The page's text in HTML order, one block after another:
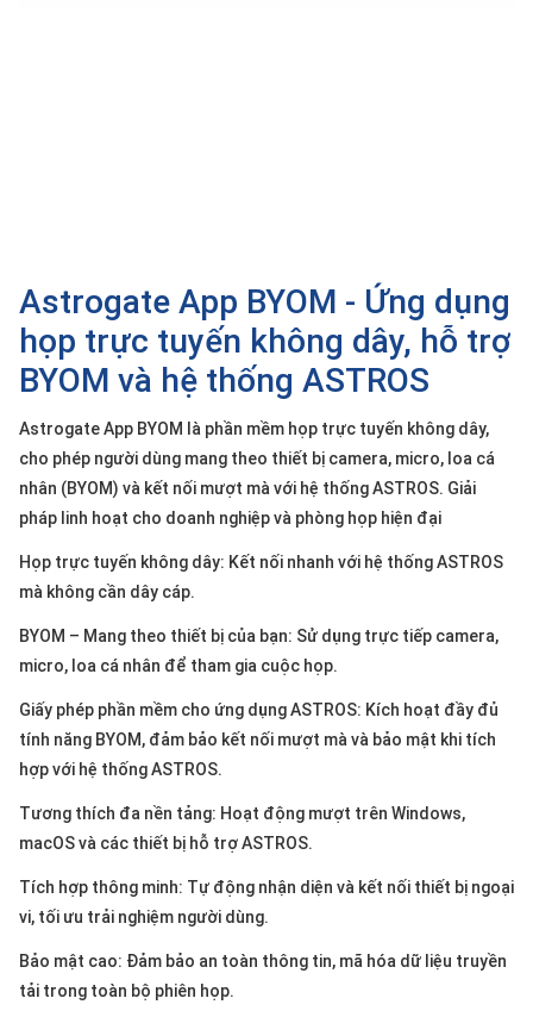
Astrogate App BYOM - Ứng dụng
họp trực tuyến không dây, hỗ trợ
BYOM và hệ thống ASTROS
Astrogate App BYOM là phần mềm họp trực tuyến không dây,
cho phép người dùng mang theo thiết bị camera, micro, loa cá
nhân (BYOM) và kết nối mượt mà với hệ thống ASTROS. Giải
pháp linh hoạt cho doanh nghiệp và phòng họp hiện đại
Họp trực tuyến không dây: Kết nối nhanh với hệ thống ASTROS
mà không cần dây cáp.
BYOM – Mang theo thiết bị của bạn: Sử dụng trực tiếp camera,
micro, loa cá nhân để tham gia cuộc họp.
Giấy phép phần mềm cho ứng dụng ASTROS: Kích hoạt đầy đủ
tính năng BYOM, đảm bảo kết nối mượt mà và bảo mật khi tích
hợp với hệ thống ASTROS.
Tương thích đa nền tảng: Hoạt động mượt trên Windows,
macOS và các thiết bị hỗ trợ ASTROS.
Tích hợp thông minh: Tự động nhận diện và kết nối thiết bị ngoại
vi, tối ưu trải nghiệm người dùng.
Bảo mật cao: Đảm bảo an toàn thông tin, mã hóa dữ liệu truyền
tải trong toàn bộ phiên họp.
vụ
Hỗ
trợ
Tin
Liên
hệ
Giới
NGÔN
NGỮ
việt
English